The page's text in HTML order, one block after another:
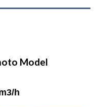
Model
h